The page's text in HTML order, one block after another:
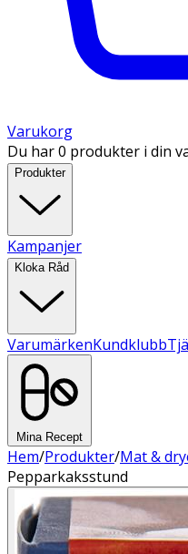
Varukorg
Du har 0 produkter i din
Produkter
Kampanjer
Kloka Råd
VarumärkenKundklubb
Mina Recept
Hem/Produkter/Mat &
Pepparkaksstund